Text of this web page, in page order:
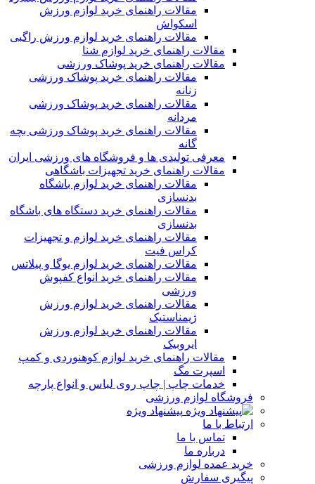
مقالات راهنمای خرید لوازم ورزش
اسکواش
مقالات راهنمای خرید لوازم ورزش راگبی
مقالات راهنمای خرید لوازم شنا
مقالات راهنمای خرید پوشاک ورزشی
مقالات راهنمای خرید پوشاک ورزشی
زنانه
مقالات راهنمای خرید پوشاک ورزشی
مردانه
مقالات راهنمای خرید پوشاک ورزشی بچه
گانه
معرفی تولیدی ها و فروشگاه های ورزشی ایران
مقالات راهنمای خرید تجهیزات باشگاهی
مقالات راهنمای خرید لوازم باشگاه
بدنسازی
مقالات راهنمای خرید دستگاه های باشگاه
بدنسازی
مقالات راهنمای خرید لوازم و تجهیزات
کراس فیت
مقالات راهنمای خرید لوازم یوگا و پیلاتس
مقالات راهنمای خرید انواع کفپوش
ورزشی
مقالات راهنمای خرید لوازم ورزش
ژیمناستیک
مقالات راهنمای خرید لوازم ورزش
ایروبیک
مقالات راهنمای خرید لوازم کوهنوردی و کمپ
اسپرت مگ
خدمات چاپ | چاپ روی لباس و انواع پارچه
فروشگاه لوازم ورزشی
پیشنهاد ویژه
ارتباط با ما
تماس با ما
درباره ما
خرید عمده لوازم ورزشی
پیگیری سفارش